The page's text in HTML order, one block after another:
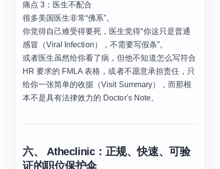
痛点 3：医生不配合
很多美国医生非常“佛系”。
你觉得自己难受得要死，医生觉得“你这只是普通
感冒（Viral Infection），不需要写假条”。
或者医生虽然给你看了病，但他不知道怎么写符合
HR 要求的 FMLA 表格，或者不愿意承担责任，只
给你一张简单的收据（Visit Summary），而那根
本不是具有法律效力的 Doctor's Note。
六、 Atheclinic：正规、快速、可验
证的职位保护伞